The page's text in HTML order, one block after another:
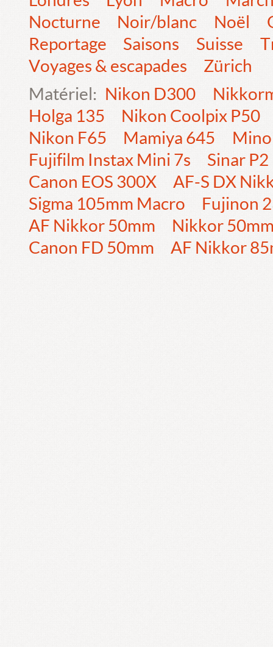
Nocturne
Noir/blanc Noël
Reportage
Saisons Suisse
Voyages & escapades
Zürich
Matériel: Nikon D300
Holga 135
Nikon Coolpix P50
Nikon F65
Mamiya 645
Fujifilm Instax Mini 7s
Sinar P2
Canon EOS 300X
AF-S DX
Sigma 105mm Macro
Fujinon
AF Nikkor 50mm
Nikkor
Canon FD 50mm
AF Nikkor